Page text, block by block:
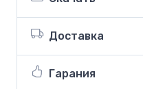
Доставка
Гарания